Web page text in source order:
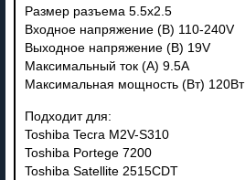
Размер разъема 5.5x2.5
Входное напряжение (В) 110-240V
Выходное напряжение (В) 19V
Максимальный ток (А) 9.5A
Максимальная мощность (Вт) 120Вт
Подходит для:
Toshiba Tecra M2V-S310
Toshiba Portege 7200
Toshiba Satellite 2515CDT